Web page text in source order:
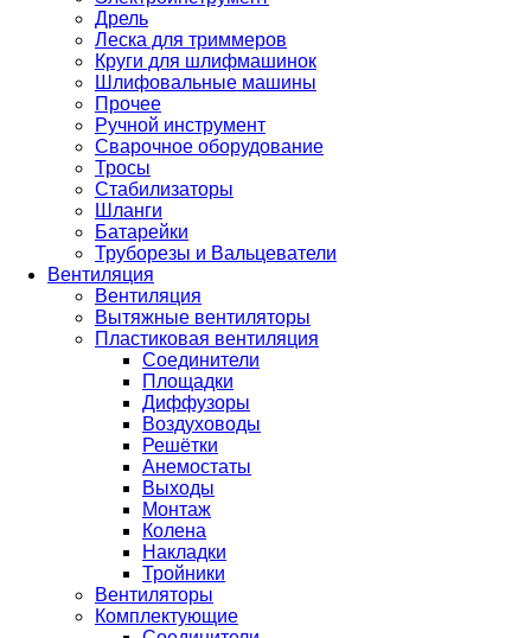
Дрель
Леска для триммеров
Круги для шлифмашинок
Шлифовальные машины
Прочее
Ручной инструмент
Сварочное оборудование
Тросы
Стабилизаторы
Шланги
Батарейки
Труборезы и Вальцеватели
Вентиляция
Вентиляция
Вытяжные вентиляторы
Пластиковая вентиляция
Соединители
Площадки
Диффузоры
Воздуховоды
Решётки
Анемостаты
Выходы
Монтаж
Колена
Накладки
Тройники
Вентиляторы
Комплектующие